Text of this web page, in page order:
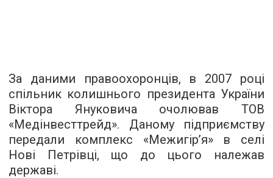
За даними правоохоронців, в 2007 році
спільник колишнього президента України
Віктора Януковича очолював ТОВ
«Медінвесттрейд». Даному підприємству
передали комплекс «Межигір’я» в селі
Нові Петрівці, що до цього належав
державі.